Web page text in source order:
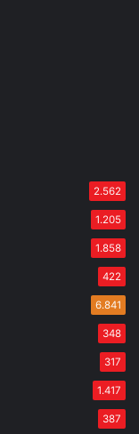
2.562
1.205
1.858
422
6.841
348
317
1.417
387